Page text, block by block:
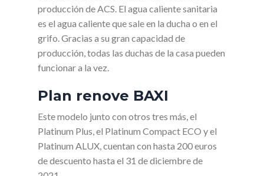
producción de ACS. El agua caliente sanitaria
es el agua caliente que sale en la ducha o en el
grifo. Gracias a su gran capacidad de
producción, todas las duchas de la casa pueden
funcionar a la vez.
Plan renove BAXI
Este modelo junto con otros tres más, el
Platinum Plus, el Platinum Compact ECO y el
Platinum ALUX, cuentan con hasta 200 euros
de descuento hasta el 31 de diciembre de